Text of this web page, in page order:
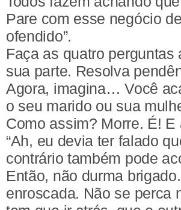
Pare com esse negócio
ofendido”.
Faça as quatro
sua parte. Resolva
Agora, imagina… Você
o seu marido ou sua
Como assim? Morre. É!
“Ah, eu devia ter falado
contrário também pode
Então, não durma
enroscada. Não se perca